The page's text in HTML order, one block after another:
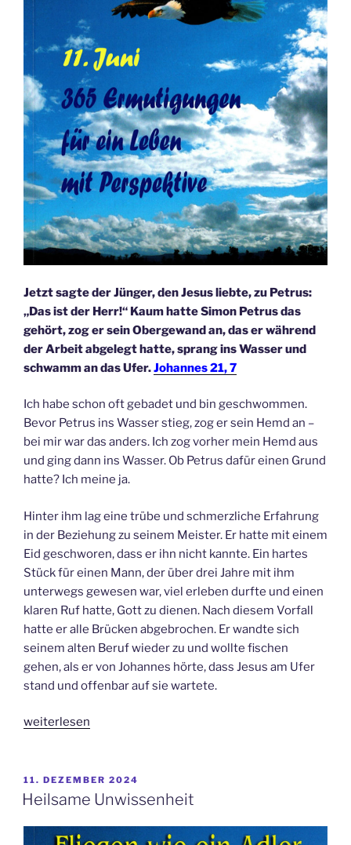
Jetzt sagte der Jünger, den Jesus liebte, zu Petrus:
„Das ist der Herr!“ Kaum hatte Simon Petrus das
gehört, zog er sein Obergewand an, das er während
der Arbeit abgelegt hatte, sprang ins Wasser und
schwamm an das Ufer.Johannes 21, 7
Ich habe schon oft gebadet und bin geschwommen.
Bevor Petrus ins Wasser stieg, zog er sein Hemd an –
bei mir war das anders. Ich zog vorher mein Hemd aus
und ging dann ins Wasser. Ob Petrus dafür einen Grund
hatte? Ich meine ja.
Hinter ihm lag eine trübe und schmerzliche Erfahrung
in der Beziehung zu seinem Meister. Er hatte mit einem
Eid geschworen, dass er ihn nicht kannte. Ein hartes
Stück für einen Mann, der über drei Jahre mit ihm
unterwegs gewesen war, viel erleben durfte und einen
klaren Ruf hatte, Gott zu dienen. Nach diesem Vorfall
hatte er alle Brücken abgebrochen. Er wandte sich
seinem alten Beruf wieder zu und wollte fischen
gehen, als er von Johannes hörte, dass Jesus am Ufer
stand und offenbar auf sie wartete.
„Wiederherstellung“
weiterlesen
VERÖFFENTLICHT
AM
11. DEZEMBER 2024
Heilsame Unwissenheit